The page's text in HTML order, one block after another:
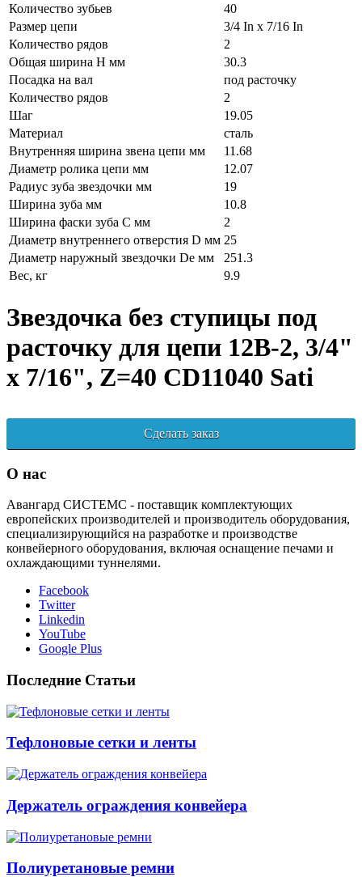
Количество зубьев
40
Размер цепи
3/4 In x 7/16 In
Количество рядов
2
Общая ширина H мм
30.3
Посадка на вал
под расточку
Количество рядов
2
Шаг
19.05
Материал
сталь
Внутренняя ширина звена цепи мм
11.68
Диаметр ролика цепи мм
12.07
Радиус зуба звездочки мм
19
Ширина зуба мм
10.8
Ширина фаски зуба C мм
2
Диаметр внутреннего отверстия D мм 25
Диаметр наружный звездочки De мм
251.3
Вес, кг
9.9
Звездочка без ступицы под
расточку для цепи 12B-2, 3/4"
x 7/16", Z=40 CD11040 Sati
Сделать заказ
О нас
Авангард СИСТЕМС - поставщик комплектующих
европейских производителей и производитель оборудования,
специализирующийся на разработке и производстве
конвейерного оборудования, включая оснащение печами и
охлаждающими туннелями.
Facebook
Twitter
Linkedin
YouTube
Google Plus
Последние Статьи
Тефлоновые сетки и ленты
Держатель ограждения конвейера
Полиуретановые ремни